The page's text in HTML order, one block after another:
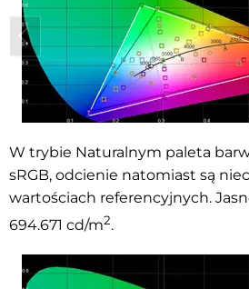
W trybie Naturalnym paleta
sRGB, odcienie natomiast są
wartościach referencyjnych.
694.671 cd/m2.